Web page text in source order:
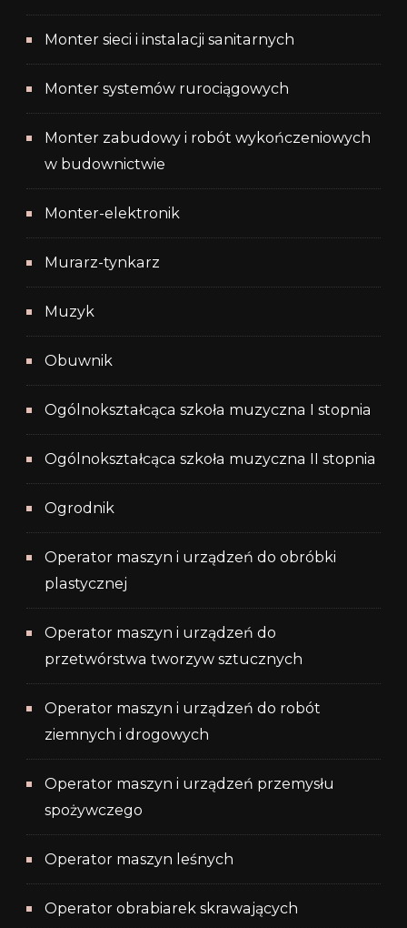
Monter sieci i instalacji sanitarnych
Monter systemów rurociągowych
Monter zabudowy i robót wykończeniowych
w budownictwie
Monter-elektronik
Murarz-tynkarz
Muzyk
Obuwnik
Ogólnokształcąca szkoła muzyczna I stopnia
Ogólnokształcąca szkoła muzyczna II stopnia
Ogrodnik
Operator maszyn i urządzeń do obróbki
plastycznej
Operator maszyn i urządzeń do
przetwórstwa tworzyw sztucznych
Operator maszyn i urządzeń do robót
ziemnych i drogowych
Operator maszyn i urządzeń przemysłu
spożywczego
Operator maszyn leśnych
Operator obrabiarek skrawających